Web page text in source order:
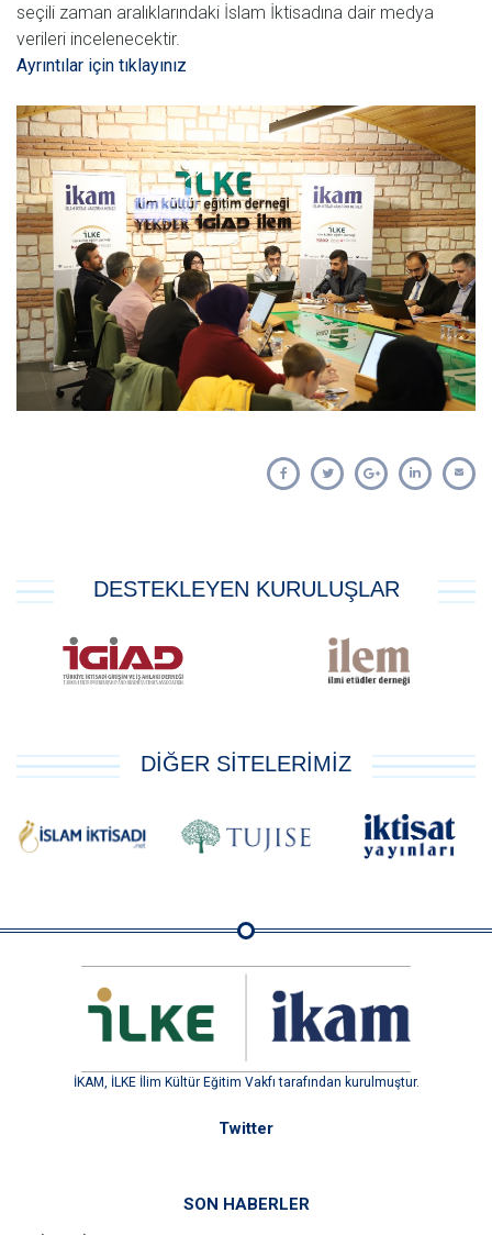
seçili zaman aralıklarındaki İslam İktisadına dair medya
verileri incelenecektir.
Ayrıntılar için tıklayınız
DESTEKLEYEN KURULUŞLAR
DİĞER SİTELERİMİZ
İKAM, İLKE İlim Kültür Eğitim Vakfı tarafından kurulmuştur.
Twitter
SON HABERLER